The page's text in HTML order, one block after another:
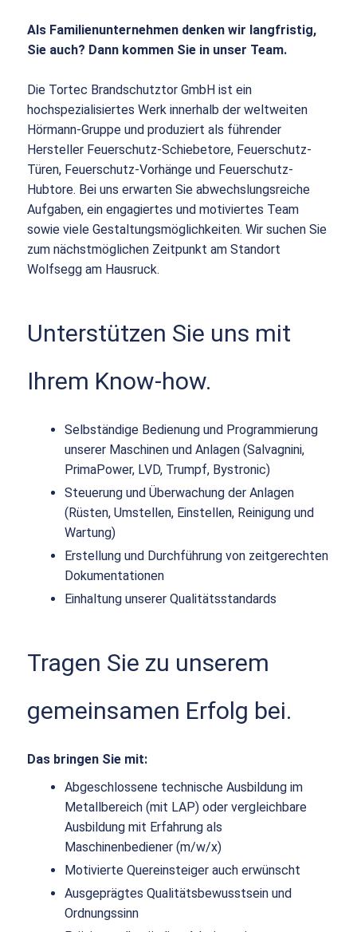
Als Familienunternehmen denken wir langfristig,
Sie auch? Dann kommen Sie in unser Team.
Die Tortec Brandschutztor GmbH ist ein
hochspezialisiertes Werk innerhalb der weltweiten
Hörmann-Gruppe und produziert als führender
Hersteller Feuerschutz-Schiebetore, Feuerschutz-
Türen, Feuerschutz-Vorhänge und Feuerschutz-
Hubtore. Bei uns erwarten Sie abwechslungsreiche
Aufgaben, ein engagiertes und motiviertes Team
sowie viele Gestaltungsmöglichkeiten. Wir suchen Sie
zum nächstmöglichen Zeitpunkt am Standort
Wolfsegg am Hausruck.
Unterstützen Sie uns mit
Ihrem Know-how.
Selbständige Bedienung und Programmierung
unserer Maschinen und Anlagen (Salvagnini,
PrimaPower, LVD, Trumpf, Bystronic)
Steuerung und Überwachung der Anlagen
(Rüsten, Umstellen, Einstellen, Reinigung und
Wartung)
Erstellung und Durchführung von zeitgerechten
Dokumentationen
Einhaltung unserer Qualitätsstandards
Tragen Sie zu unserem
gemeinsamen Erfolg bei.
Das bringen Sie mit:
Abgeschlossene technische Ausbildung im
Metallbereich (mit LAP) oder vergleichbare
Ausbildung mit Erfahrung als
Maschinenbediener (m/w/x)
Motivierte Quereinsteiger auch erwünscht
Ausgeprägtes Qualitätsbewusstsein und
Ordnungssinn